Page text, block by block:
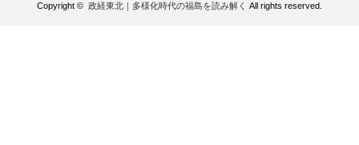
Copyright © 政経東北｜多様化時代の福島を読み解く All rights reserved.